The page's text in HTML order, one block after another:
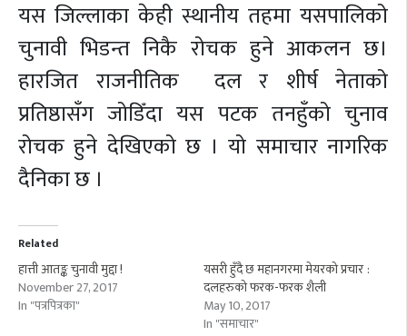
यस जिल्लाका केही स्थानीय तहमा यसपालिको
चुनावी भिडन्त निकै रोचक हुने आकलन छ।
हारजित राजनीतिक दल र शीर्ष नेताको
प्रतिष्ठासँग जोडिँदा यस पटक तनहुँको चुनाव
रोचक हुने देखिएको छ । यो समाचार नागरिक
दैनिका छ ।
Related
हात्ती आतङ्क चुनावी मुद्दा !
November 27, 2017
In "पत्रपित्रका"
यसरी हुँदै छ महानगरमा मेयरको प्रचार :
दलहरुको फरक-फरक शैली
May 10, 2017
In "समाचार"